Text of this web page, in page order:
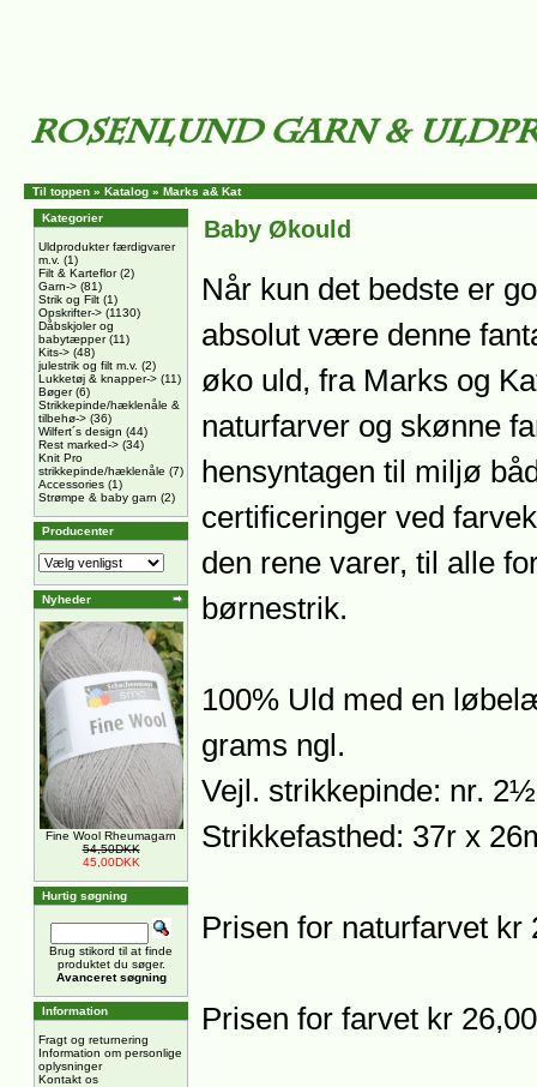
Til toppen » Katalog » Marks a& Kat
Kategorier
Uldprodukter færdigvarer
m.v. (1)
Filt & Karteflor(2)
Garn-> (81)
Strik og Filt (1)
Opskrifter-> (1130)
Dåbskjoler og
babytæpper(11)
Kits-> (48)
julestrik og filt m.v. (2)
Lukketøj & knapper-> (11)
Bøger(6)
Strikkepinde/hæklenåle &
tilbehø-> (36)
Wilfert´s design (44)
Rest marked-> (34)
Knit Pro
strikkepinde/hæklenåle (7)
Accessories (1)
Strømpe & baby garn (2)
Producenter
Nyheder
Fine Wool Rheumagarn
54,50DKK
45,00DKK
Hurtig søgning
Brug stikord til at finde
produktet du søger.
Avanceret søgning
Information
Fragt og returnering
Information om personlige
oplysninger
Kontakt os
Baby Økould
Når kun det bedste er
absolut være denne
øko uld, fra Marks og
naturfarver og skønne
hensyntagen til miljø
certificeringer ved
den rene varer, til alle
børnestrik.
100% Uld med en
grams ngl.
Vejl. strikkepinde: nr.
Strikkefasthed: 37r x
Prisen for naturfarvet kr
Prisen for farvet kr 26,00